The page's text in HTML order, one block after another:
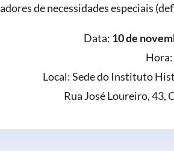
de necessidades especiais
Data: 10 de
Hora:
Local: Sede do Instituto
Rua José Loureiro, 43,